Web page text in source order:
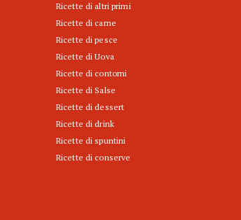
Ricette di altri primi
Ricette di carne
Ricette di pesce
Ricette di Uova
Ricette di contorni
Ricette di Salse
Ricette di dessert
Ricette di drink
Ricette di spuntini
Ricette di conserve